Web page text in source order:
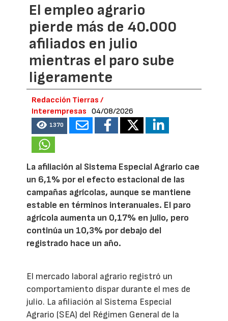
El empleo agrario
pierde más de 40.000
afiliados en julio
mientras el paro sube
ligeramente
Redacción Tierras /
Interempresas
04/08/2026
1370
La afiliación al Sistema Especial Agrario cae
un 6,1% por el efecto estacional de las
campañas agrícolas, aunque se mantiene
estable en términos interanuales. El paro
agrícola aumenta un 0,17% en julio, pero
continúa un 10,3% por debajo del
registrado hace un año.
El mercado laboral agrario registró un
comportamiento dispar durante el mes de
julio. La afiliación al Sistema Especial
Agrario (SEA) del Régimen General de la